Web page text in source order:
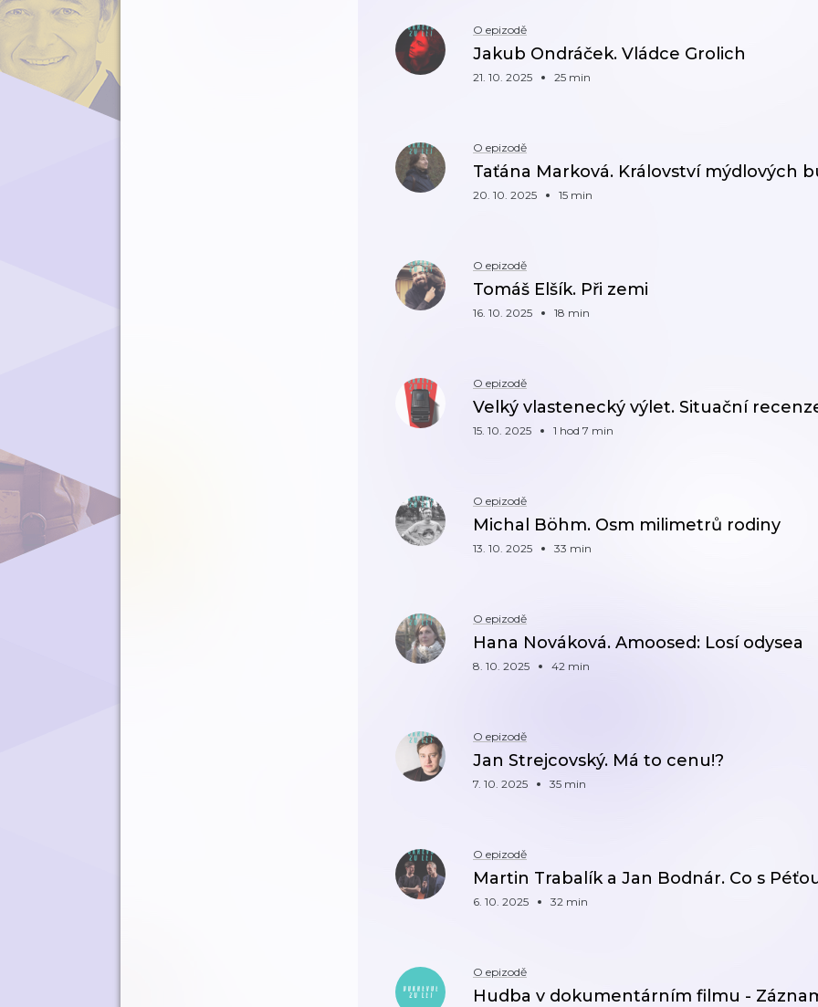
O epizodě
Jakub Ondráček. Vládce Grolich
21. 10. 2025 25 min
O epizodě
Taťána Marková. Království mýdlových
20. 10. 2025 15 min
O epizodě
Tomáš Elšík. Při zemi
16. 10. 2025 18 min
O epizodě
Velký vlastenecký výlet. Situační
15. 10. 2025 1 hod 7 min
O epizodě
Michal Böhm. Osm milimetrů rodiny
13. 10. 2025 33 min
O epizodě
Hana Nováková. Amoosed: Losí odysea
8. 10. 2025 42 min
O epizodě
Jan Strejcovský. Má to cenu!?
7. 10. 2025 35 min
O epizodě
Martin Trabalík a Jan Bodnár. Co s
6. 10. 2025 32 min
O epizodě
Hudba v dokumentárním filmu -